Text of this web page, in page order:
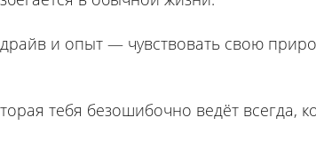
и опыт — чувствовать свою
тебя безошибочно ведёт всегда,